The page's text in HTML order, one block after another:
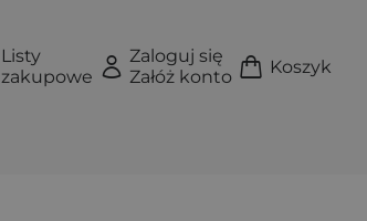
Listy
zakupowe
Zaloguj się
Załóż konto
Koszyk